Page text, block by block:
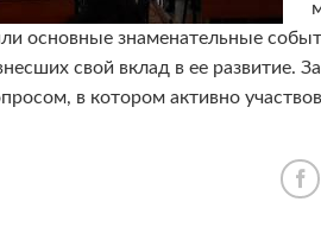
основные знаменательные
свой вклад в ее развитие.
в котором активно